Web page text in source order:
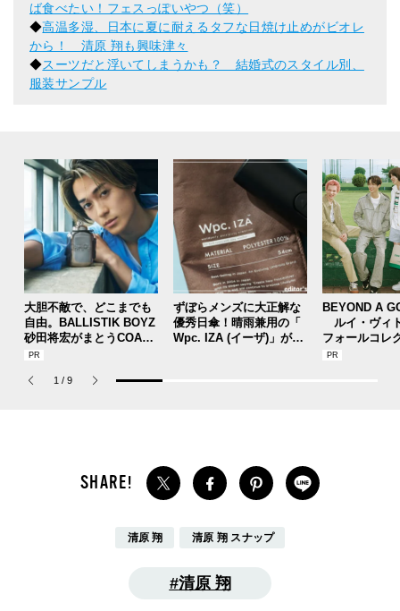
ば食べたい！フェスっぽいやつ（笑）
◆高温多湿、日本に夏に耐えるタフな日焼け止めがビオレ
から！ 清原 翔も興味津々
◆スーツだと浮いてしまうかも？ 結婚式のスタイル別、
服装サンプル
大胆不敵で、どこまでも
自由。BALLISTIK BOYZ
砂田将宏がまとうCOACH
の新作フレグランス「コ
パルファム」
ずぼらメンズに大正解な
優秀日傘！晴雨兼用の「
Wpc. IZA (イーザ)」があ
BEYOND A
ルイ・ヴィ
フォールコレ
描くプレッピ
1 / 9
清原 翔 清原 翔 スナップ
清原 翔